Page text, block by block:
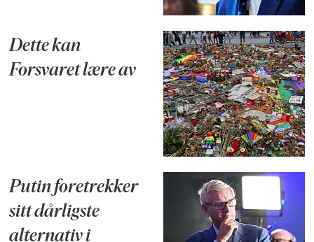
Dette kan
Forsvaret lære av
Putin foretrekker
sitt dårligste
alternativ i